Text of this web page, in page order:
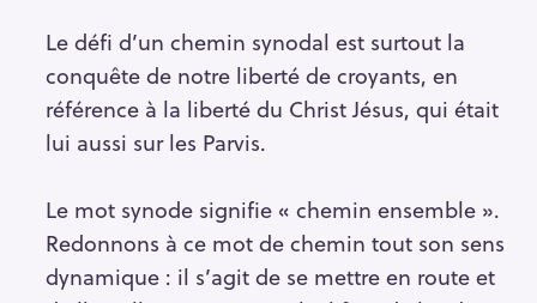
Le défi d’un chemin synodal est surtout la
conquête de notre liberté de croyants, en
référence à la liberté du Christ Jésus, qui était
lui aussi sur les Parvis.
Le mot synode signifie « chemin ensemble ».
Redonnons à ce mot de chemin tout son sens
dynamique : il s’agit de se mettre en route et